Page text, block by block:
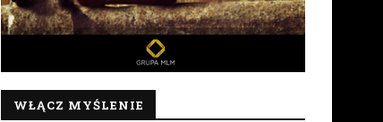
WŁĄCZ MYŚLENIE